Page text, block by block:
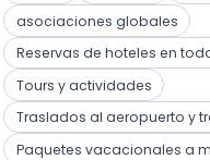
asociaciones globales
Reservas de hoteles en
Tours y actividades
Traslados al aeropuerto y
Paquetes vacacionales a